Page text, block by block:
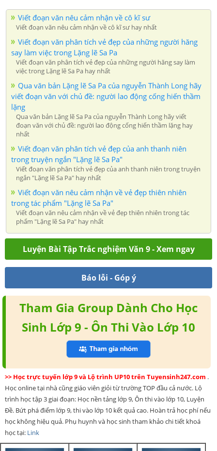
Viết đoạn văn nêu cảm nhận về cô kĩ sư
Viết đoạn văn nêu cảm nhận về cô kĩ sư hay nhất
Viết đoạn văn phân tích vẻ đẹp của những người hăng
say làm việc trong Lặng lẽ Sa Pa
Viết đoạn văn phân tích vẻ đẹp của những người hăng say làm
việc trong Lặng lẽ Sa Pa hay nhất
Qua văn bản Lặng lẽ Sa Pa của nguyễn Thành Long hãy
viết đoạn văn với chủ đề: người lao động cống hiến thầm
lặng
Qua văn bản Lặng lẽ Sa Pa của nguyễn Thành Long hãy viết
đoạn văn với chủ đề: người lao động cống hiến thầm lặng hay
nhất
Viết đoạn văn phân tích vẻ đẹp của anh thanh niên
trong truyện ngắn "Lặng lẽ Sa Pa"
Viết đoạn văn phân tích vẻ đẹp của anh thanh niên trong truyện
ngắn "Lặng lẽ Sa Pa" hay nhất
Viết đoạn văn nêu cảm nhận về vẻ đẹp thiên nhiên
trong tác phẩm "Lặng lẽ Sa Pa"
Viết đoạn văn nêu cảm nhận về vẻ đẹp thiên nhiên trong tác
phẩm "Lặng lẽ Sa Pa" hay nhất
Luyện Bài Tập Trắc nghiệm Văn 9 - Xem ngay
Báo lỗi - Góp ý
Tham Gia Group Dành Cho Học
Sinh Lớp 9 - Ôn Thi Vào Lớp 10
>> Học trực tuyến lớp 9 và Lộ trình UP10 trên Tuyensinh247.com .
Học online tại nhà cũng giáo viên giỏi từ trường TOP đầu cả nước. Lộ
trình học tập 3 giai đoạn: Học nền tảng lớp 9, Ôn thi vào lớp 10, Luyện
Đề. Bứt phá điểm lớp 9, thi vào lớp 10 kết quả cao. Hoàn trả học phí nếu
học không hiệu quả. Phụ huynh và học sinh tham khảo chi tiết khoá
học tại: Link